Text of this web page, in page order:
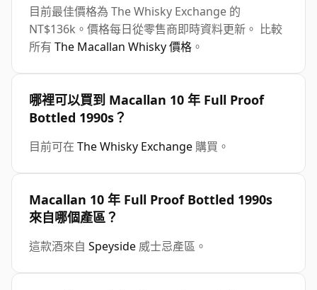
目前最佳價格為 The Whisky Exchange 的
NT$136k。價格每日從零售商即時資料更新。 比較
所有 The Macallan Whisky 價格 。
哪裡可以買到 Macallan 10 年 Full Proof
Bottled 1990s？
目前可在 The Whisky Exchange 購買。
Macallan 10 年 Full Proof Bottled 1990s
來自哪個產區？
這款酒來自 Speyside 威士忌產區。